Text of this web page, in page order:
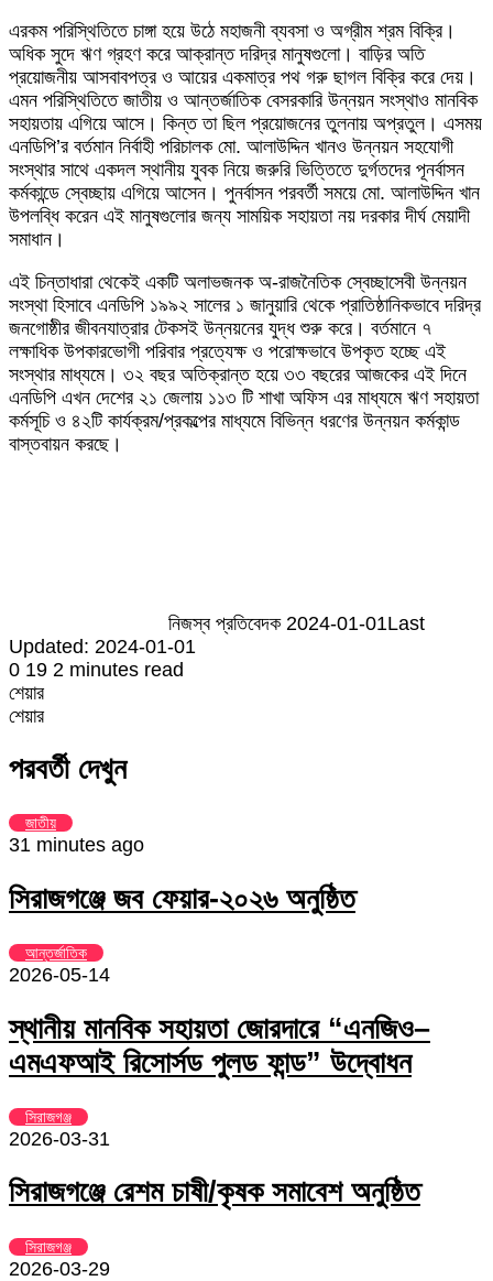
এরকম পরিস্থিতিতে চাঙ্গা হয়ে উঠে মহাজনী ব্যবসা ও অগ্রীম শ্রম বিক্রি।
অধিক সুদে ঋণ গ্রহণ করে আক্রান্ত দরিদ্র মানুষগুলো। বাড়ির অতি
প্রয়োজনীয় আসবাবপত্র ও আয়ের একমাত্র পথ গরু ছাগল বিক্রি করে দেয়।
এমন পরিস্থিতিতে জাতীয় ও আন্তর্জাতিক বেসরকারি উন্নয়ন সংস্থাও মানবিক
সহায়তায় এগিয়ে আসে। কিন্ত তা ছিল প্রয়োজনের তুলনায় অপ্রতুল। এসময়
এনডিপি’র বর্তমান নির্বাহী পরিচালক মো. আলাউদ্দিন খানও উন্নয়ন সহযোগী
সংস্থার সাথে একদল স্থানীয় যুবক নিয়ে জরুরি ভিত্তিতে দুর্গতদের পূনর্বাসন
কর্মকান্ডে স্বেচ্ছায় এগিয়ে আসেন। পুনর্বাসন পরবর্তী সময়ে মো. আলাউদ্দিন খান
উপলব্ধি করেন এই মানুষগুলোর জন্য সাময়িক সহায়তা নয় দরকার দীর্ঘ মেয়াদী
সমাধান।
এই চিন্তাধারা থেকেই একটি অলাভজনক অ-রাজনৈতিক স্বেচ্ছাসেবী উন্নয়ন
সংস্থা হিসাবে এনডিপি ১৯৯২ সালের ১ জানুয়ারি থেকে প্রাতিষ্ঠানিকভাবে দরিদ্র
জনগোষ্ঠীর জীবনযাত্রার টেকসই উন্নয়নের যুদ্ধ শুরু করে। বর্তমানে ৭
লক্ষাধিক উপকারভোগী পরিবার প্রত্যেক্ষ ও পরোক্ষভাবে উপকৃত হচ্ছে এই
সংস্থার মাধ্যমে। ৩২ বছর অতিক্রান্ত হয়ে ৩৩ বছরের আজকের এই দিনে
এনডিপি এখন দেশের ২১ জেলায় ১১৩ টি শাখা অফিস এর মাধ্যমে ঋণ সহায়তা
কর্মসূচি ও ৪২টি কার্যক্রম/প্রকল্পের মাধ্যমে বিভিন্ন ধরণের উন্নয়ন কর্মকান্ড
বাস্তবায়ন করছে।
নিজস্ব প্রতিবেদক 2024-01-01Last
Updated: 2024-01-01
0 19 2 minutes read
শেয়ার
Facebook
Twitter
LinkedIn
Skype
Messenger
Messenger
WhatsApp
Telegram
Share
Email
প্রিন্ট
শেয়ার
via
Email
পরবর্তী দেখুন
জাতীয়
31 minutes ago
সিরাজগঞ্জে জব ফেয়ার-২০২৬ অনুষ্ঠিত
আন্তর্জাতিক
2026-05-14
স্থানীয় মানবিক সহায়তা জোরদারে “এনজিও–
এমএফআই রিসোর্সড পুলড ফান্ড” উদ্বোধন
সিরাজগঞ্জ
2026-03-31
সিরাজগঞ্জে রেশম চাষী/কৃষক সমাবেশ অনুষ্ঠিত
সিরাজগঞ্জ
2026-03-29